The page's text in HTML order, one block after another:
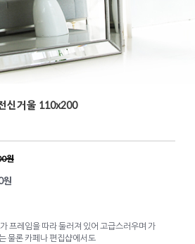
신거울 110x200
원
원
프레임을 따라 둘러져 있어 고급스러우며 가
물론 카페나 편집샵에서도